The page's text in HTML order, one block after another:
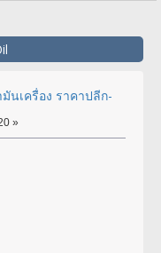
นเครื่อง ราคาปลีก-
»